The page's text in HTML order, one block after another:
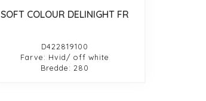
SOFT COLOUR DELINIGHT FR
D422819100
Farve: Hvid/ off white
Bredde: 280